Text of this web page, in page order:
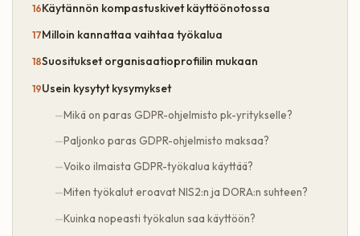
Käytännön kompastuskivet käyttöönotossa
Milloin kannattaa vaihtaa työkalua
Suositukset organisaatioprofiilin mukaan
Usein kysytyt kysymykset
Mikä on paras GDPR-ohjelmisto pk-yritykselle?
Paljonko paras GDPR-ohjelmisto maksaa?
Voiko ilmaista GDPR-työkalua käyttää?
Miten työkalut eroavat NIS2:n ja DORA:n suhteen?
Kuinka nopeasti työkalun saa käyttöön?